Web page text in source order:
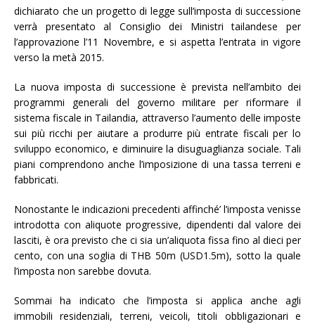
dichiarato che un progetto di legge sull’imposta di successione
verrà presentato al Consiglio dei Ministri tailandese per
l’approvazione l’11 Novembre, e si aspetta l’entrata in vigore
verso la metà 2015.
La nuova imposta di successione è prevista nell’ambito dei
programmi generali del governo militare per riformare il
sistema fiscale in Tailandia, attraverso l’aumento delle imposte
sui più ricchi per aiutare a produrre più entrate fiscali per lo
sviluppo economico, e diminuire la disuguaglianza sociale. Tali
piani comprendono anche l’imposizione di una tassa terreni e
fabbricati.
Nonostante le indicazioni precedenti affinché’ l’imposta venisse
introdotta con aliquote progressive, dipendenti dal valore dei
lasciti, è ora previsto che ci sia un’aliquota fissa fino al dieci per
cento, con una soglia di THB 50m (USD1.5m), sotto la quale
l’imposta non sarebbe dovuta.
Sommai ha indicato che l’imposta si applica anche agli
immobili residenziali, terreni, veicoli, titoli obbligazionari e